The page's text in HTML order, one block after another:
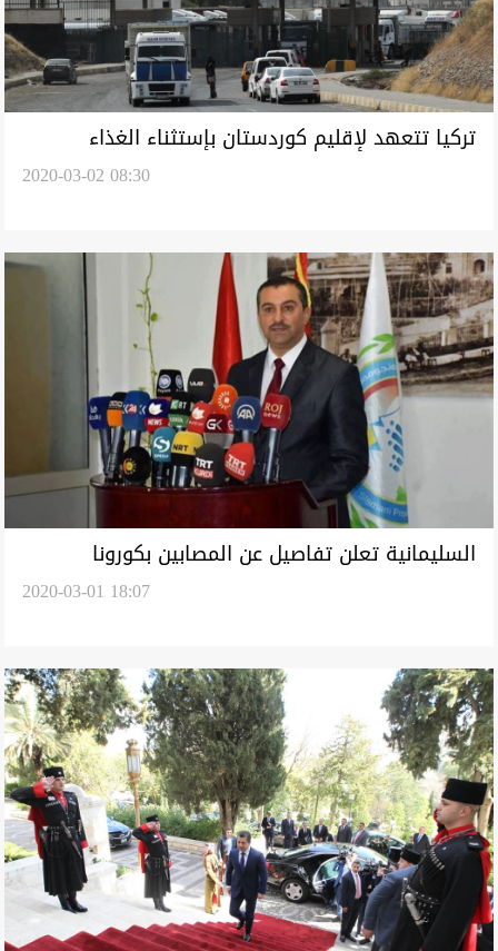
تركيا تتعهد لإقليم كوردستان بإستثناء الغذاء
2020-03-02 08:30
السليمانية تعلن تفاصيل عن المصابين بكورونا
2020-03-01 18:07